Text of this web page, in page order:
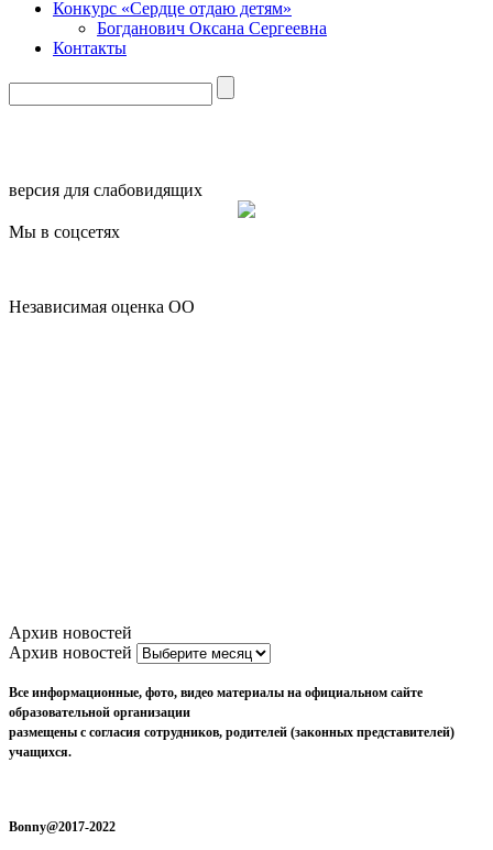
Конкурс «Сердце отдаю детям»
Богданович Оксана Сергеевна
Контакты
версия для слабовидящих
Мы в соцсетях
Независимая оценка ОО
Архив новостей
Архив новостей
Все информационные, фото, видео материалы на официальном сайте
образовательной организации
размещены с согласия сотрудников, родителей (законных представителей)
учащихся.
Bonny@2017-2022